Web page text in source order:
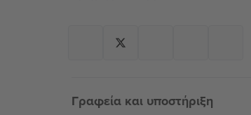
Γραφεία και υποστήριξη